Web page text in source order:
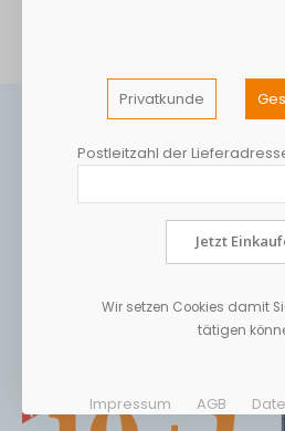
Privatkunde
Postleitzahl der
Jetzt
Wir setzen Cookies damit
tätigen
Impressum AGB